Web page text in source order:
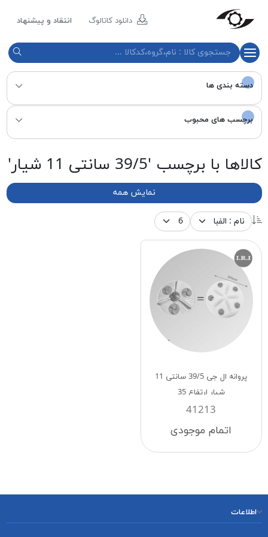
دانلود کاتالوگ انتقاد و پیشنهاد
دسته بندی ها
برچسب های محبوب
کالاها با برچسب '39/5 سانتی 11 شیار'
نمایش همه
پروانه ال جی 39/5 سانتی 11
شیار ارتفاع 35
41213
اتمام موجودی
اطلاعات